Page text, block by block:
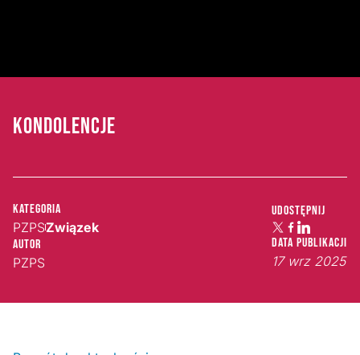
KONDOLENCJE
Kategoria
PZPSZwiązek
Autor
PZPS
Udostępnij
Data publikacji
17 wrz 2025